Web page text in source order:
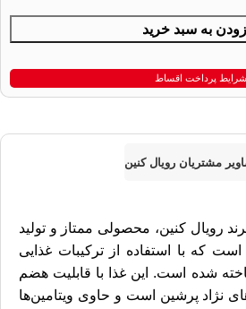
به سبد خرید
شرایط پرداخت اقساط
مشتریان رویال کنین
رویال کنین، محصولی ممتاز و تولید
که با استفاده از ترکیبات غذایی
شده است. این غذا با قابلیت هضم
نژاد پرشین است و حاوی ویتامین‌ها